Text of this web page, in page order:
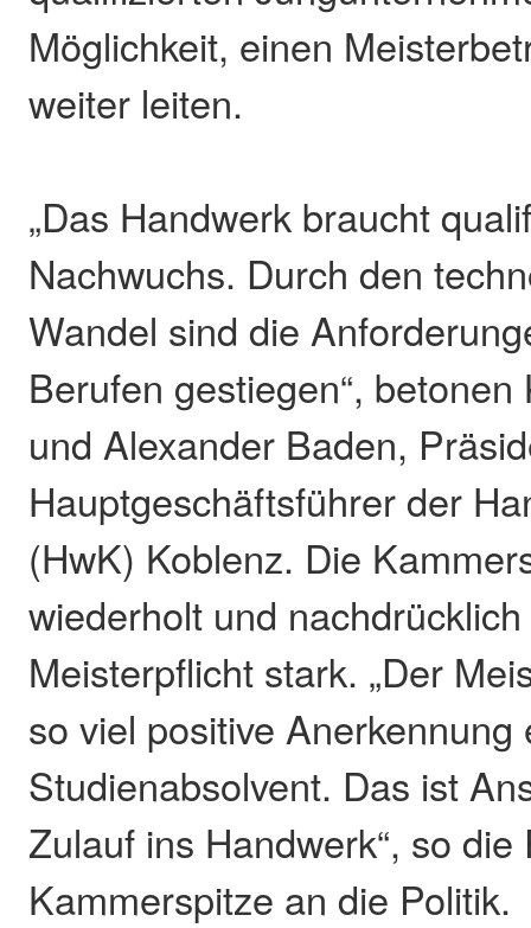
Möglichkeit, einen
weiter leiten.
„Das Handwerk braucht
Nachwuchs. Durch den
Wandel sind die
Berufen gestiegen“,
und Alexander Baden,
Hauptgeschäftsführer der
(HwK) Koblenz. Die
wiederholt und
Meisterpflicht stark. „Der
so viel positive
Studienabsolvent. Das ist
Zulauf ins Handwerk“, so
Kammerspitze an die Politik.